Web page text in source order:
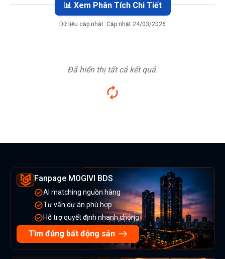
📊 Xem Phân Tích Chi Tiết
Dữ liệu cập nhật: Cập nhật 24/03/2026
Đã hiển thị tất cả kết quả.
Fanpage MOGIVI BDS
AI matching nguồn hàng
Tư vấn dự án phù hợp
Hỗ trợ quyết định nhanh chóng
Tìm đúng bất động sản